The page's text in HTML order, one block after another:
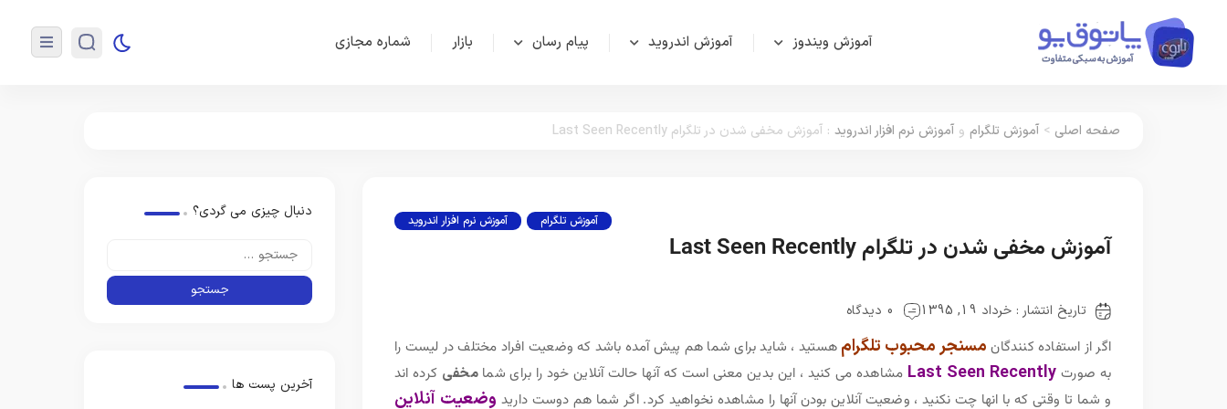
آموزش ویندوز آموزش اندروید پیام رسان بازار شماره مجازی
صفحه اصلی > آموزش تلگرام و آموزش نرم افزار اندروید : آموزش مخفی شدن در تلگرام Last Seen Recently
آموزش مخفی شدن در تلگرام Last Seen Recently
آموزش تلگرام آموزش نرم افزار اندروید
تاریخ انتشار : خرداد 19, 1395 0 دیدگاه
اگر از استفاده کنندگان مسنجر محبوب تلگرام هستید ، شاید برای شما هم پیش آمده باشد که وضعیت افراد مختلف در لیست را
به صورت Last Seen Recently مشاهده می کنید ، این بدین معنی است که آنها حالت آنلاین خود را برای شمامخفی کرده اند
و شما تا وقتی که با انها چت نکنید ، وضعیت آنلاین بودن آنها را مشاهده نخواهید کرد. اگر شما هم دوست دارید وضعیت آنلاین
دنبال چیزی می گردی؟
آخرین پست ها